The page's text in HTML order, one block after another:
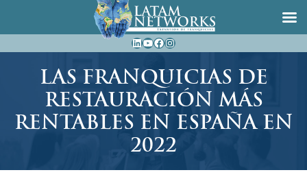
al
LinkedIn
YouTube
Facebook
Instagram
LAS FRANQUICIAS DE
RESTAURACIÓN MÁS
RENTABLES EN ESPAÑA EN
2022